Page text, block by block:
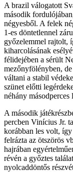
A brazil válogatott
második
négyesből. A felek
1-es döntetlennel
győzelemmel rajtolt,
kiharcolásának
félidejében a sérült
mezőnyfölényben,
váltani a stabil
szünet előtti
néhány másodperces
A második
percben Vinícius Jr.
korábban les volt,
felrázta az ötszörös
hajrában
révén a győztes
nyolcaddöntős